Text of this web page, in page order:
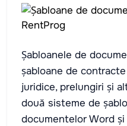
Șabloanele de
șabloane de
juridice, prelungiri și
două sisteme de
documentelor Word și